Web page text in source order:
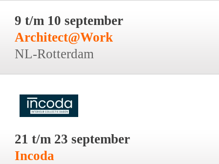
9 t/m 10 september
Architect@Work
NL-Rotterdam
21 t/m 23 september
Incoda